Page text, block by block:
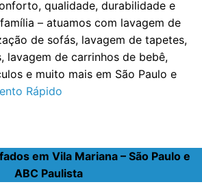
qualidade, durabilidade e
– atuamos com lavagem de
de sofás, lavagem de tapetes,
lavagem de carrinhos de bebê,
e muito mais em São Paulo e
Rápido
em Vila Mariana – São Paulo e
ABC Paulista